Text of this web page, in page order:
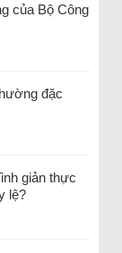
của Bộ Công
đặc
giản thực
lệ?